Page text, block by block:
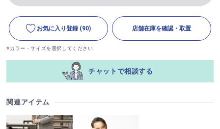
お気に入り登録 (90) 店舗在庫を確認・取置
※カラー・サイズを選択してください
チャットで相談する
関連アイテム